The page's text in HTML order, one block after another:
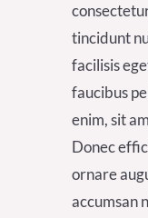
tincidunt
facilisis
faucibus
enim, sit
Donec
ornare
accumsan